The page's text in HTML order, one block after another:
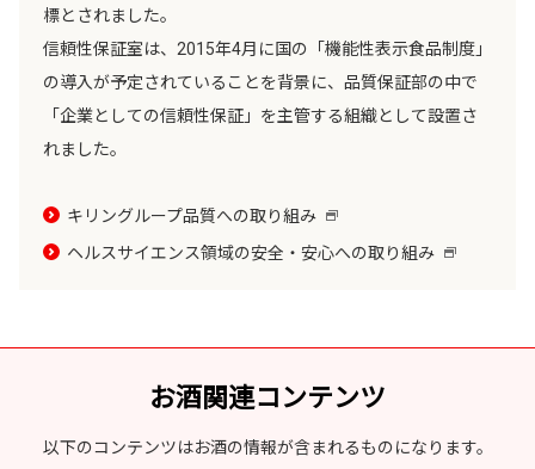
標とされました。
信頼性保証室は、2015年4月に国の「機能性表示食品制度」
の導入が予定されていることを背景に、品質保証部の中で
「企業としての信頼性保証」を主管する組織として設置さ
れました。
キリングループ品質への取り組み 新
し
ン
ウ
開
ヘルスサイエンス領域の安全・安心への取り組み 新
で
お酒関連コンテンツ
以下のコンテンツはお酒の情報が含まれるものになります。